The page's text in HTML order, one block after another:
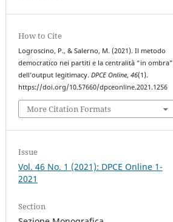
How to Cite
Logroscino, P., & Salerno, M. (2021). Il metodo
democratico nei partiti e la centralità “in ombra”
dell’output legitimacy.DPCE Online,46(1).
https://doi.org/10.57660/dpceonline.2021.1256
More Citation Formats
Issue
Vol. 46 No. 1 (2021): DPCE Online 1-
2021
Section